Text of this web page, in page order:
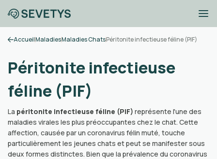
AccueilMaladiesMaladies ChatsPéritonite infectieuse féline (PIF)
Péritonite infectieuse
féline (PIF)
La péritonite infectieuse féline (PIF) représente l'une des
maladies virales les plus préoccupantes chez le chat. Cette
affection, causée par un coronavirus félin muté, touche
particulièrement les jeunes chats et peut se manifester sous
deux formes distinctes. Bien que la prévalence du coronavirus